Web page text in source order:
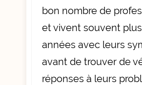
bon nombre de
et vivent souvent
années avec leurs
avant de trouver de
réponses à leurs